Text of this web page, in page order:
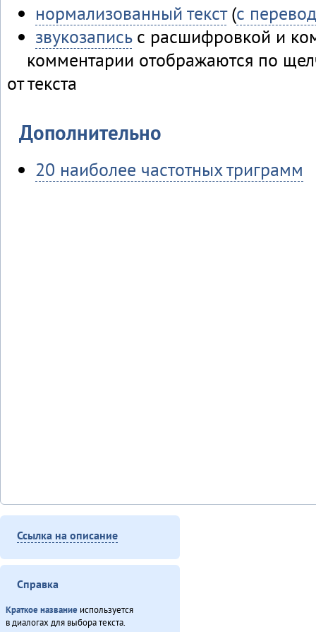
нормализованный текст(с
звукозаписьс расшифровкой и
комментарии отображаются по
от текста
Дополнительно
20 наиболее частотных триграмм
Ссылка на описание
Справка
Краткое название используется
в диалогах для выбора текста.